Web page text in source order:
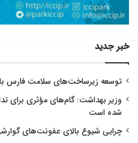
خبر جدید
توسعه زیرساخت‌های سلامت فارس با ۳ پروژه شتاب گرفت
وزیر بهداشت: گام‌های مؤثری برای
شده است
چرایی شیوع بالای عفونت‌های